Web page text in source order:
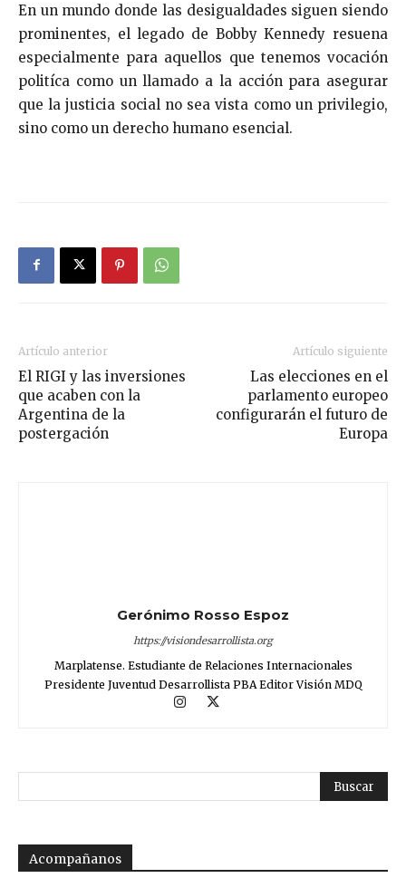
En un mundo donde las desigualdades siguen siendo
prominentes, el legado de Bobby Kennedy resuena
especialmente para aquellos que tenemos vocación
politíca como un llamado a la acción para asegurar
que la justicia social no sea vista como un privilegio,
sino como un derecho humano esencial.
Artículo anterior
El RIGI y las inversiones
que acaben con la
Argentina de la
postergación
Artículo siguiente
Las elecciones en el
parlamento europeo
configurarán el futuro de
Europa
Gerónimo Rosso Espoz
https://visiondesarrollista.org
Marplatense. Estudiante de Relaciones Internacionales
Presidente Juventud Desarrollista PBA Editor Visión MDQ
Acompañanos